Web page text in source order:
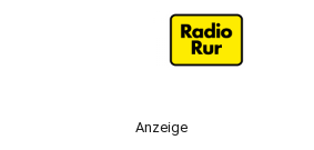
Anzeige